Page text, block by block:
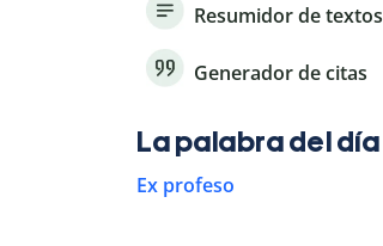
Resumidor de textos
Generador de citas
La palabra del día
Ex profeso